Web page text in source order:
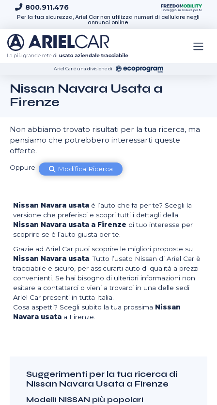
Skip to content
800.911.476
Per la tua sicurezza, Ariel Car non utilizza numeri di cellulare negli
annunci online.
Ariel Car é una divisione di
Nissan Navara Usata a
Firenze
Non abbiamo trovato risultati per la tua ricerca, ma
pensiamo che potrebbero interessarti queste
offerte.
Oppure Modifica Ricerca
Nissan Navara usata è l’auto che fa per te? Scegli la
versione che preferisci e scopri tutti i dettagli della
Nissan Navara usata a Firenze di tuo interesse per
scoprire se è l’auto giusta per te.
Grazie ad Ariel Car puoi scoprire le migliori proposte su
Nissan Navara usata . Tutto l’usato Nissan di Ariel Car è
tracciabile e sicuro, per assicurarti auto di qualità a prezzi
convenienti. Se hai bisogno di ulteriori informazioni non
esitare a contattarci o vieni a trovarci in una delle sedi
Ariel Car presenti in tutta Italia.
Cosa aspetti? Scegli subito la tua prossima Nissan
Navara usata a Firenze.
Suggerimenti per la tua ricerca di
Nissan Navara Usata a Firenze
Modelli NISSAN più popolari